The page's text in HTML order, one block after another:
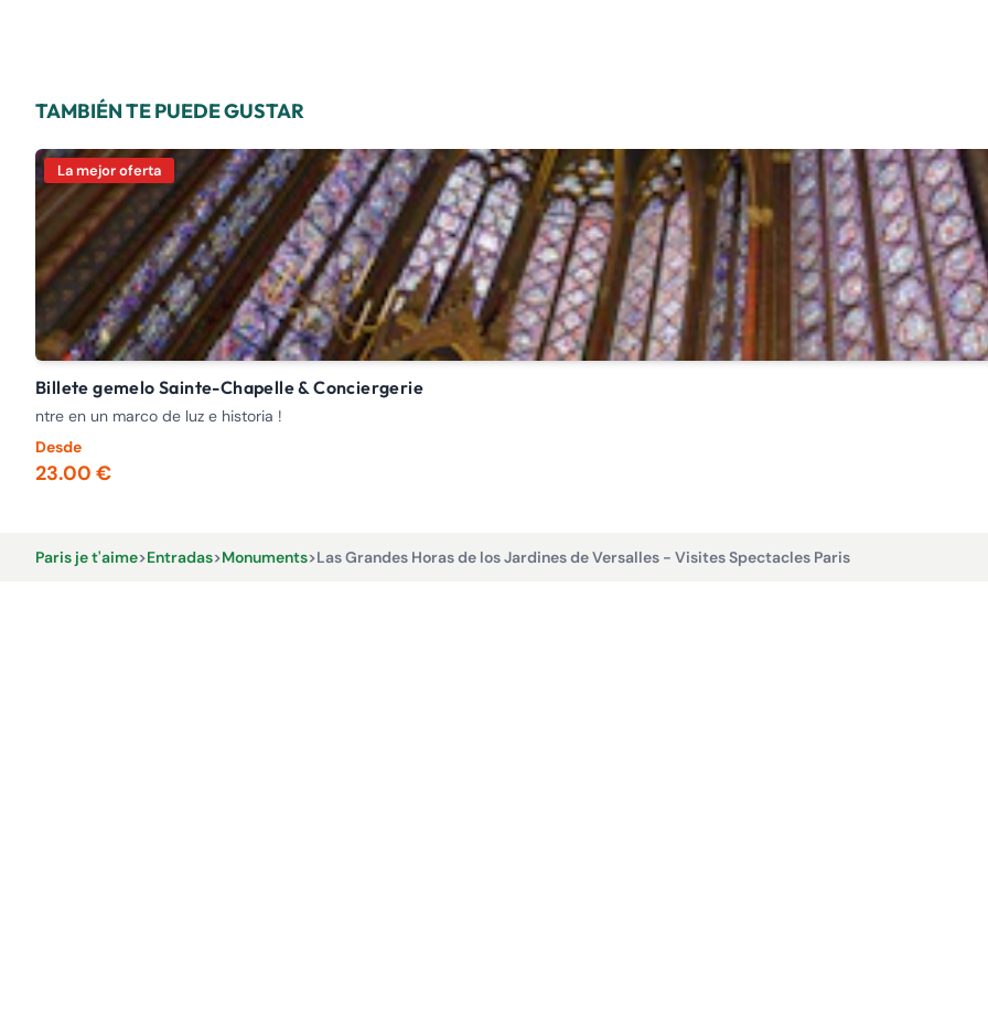
TAMBIÉN TE PUEDE GUSTAR
La mejor oferta
Billete gemelo Sainte-Chapelle & Conciergerie
ntre en un marco de luz e historia !
Desde
23.00 €
Paris je t'aime>Entradas>Monuments>Las Grandes Horas de los Jardines de Versalles - Visites Spectacles Paris